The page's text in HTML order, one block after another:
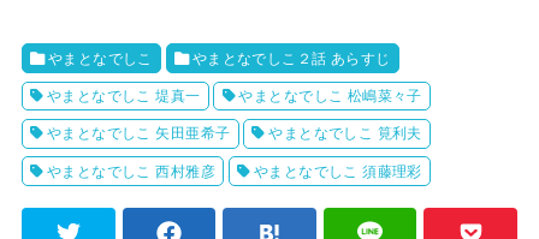
やまとなでしこ やまとなでしこ２話 あらすじ
やまとなでしこ 堤真一 やまとなでしこ 松嶋菜々子
やまとなでしこ 矢田亜希子 やまとなでしこ 筧利夫
やまとなでしこ 西村雅彦 やまとなでしこ 須藤理彩